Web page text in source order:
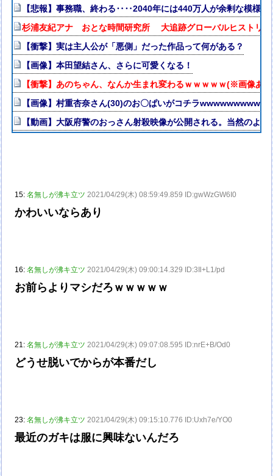
【悲報】事務職、終わる‥‥2040年には440万人が余剰な模様
杉浦友紀アナ おとな時間研究所 大追跡グローバルヒストリー
【衝撃】実は主人公が「悪側」だった作品って何がある？
【画像】本田望結さん、さらに可愛くなる！
【衝撃】あのちゃん、なんか生まれ変わるｗｗｗｗｗ(※画像あ
【画像】村重杏奈さん(30)のお〇ぱいがコチラ
【動画】大阪府警のおっさん射殺映像が公開される。当然のよ
15:名無しが沸キ立ツ 2021/04/29(木) 08:59:49.859 ID:gwWzGW6I0
かわいいならあり
16:名無しが沸キ立ツ 2021/04/29(木) 09:00:14.329 ID:3Il+L1/pd
お前らよりマシだろｗｗｗｗｗ
21:名無しが沸キ立ツ 2021/04/29(木) 09:07:08.595 ID:nrE+B/Od0
どうせ脱いでからが本番だし
23:名無しが沸キ立ツ 2021/04/29(木) 09:15:10.776 ID:Uxh7e/YO0
最近のガキは服に興味ないんだろ